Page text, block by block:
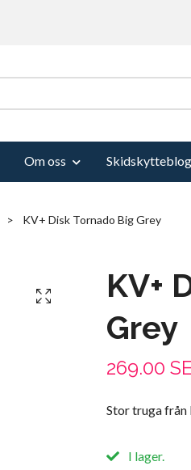
Om oss
KV+ Disk Tornado Big Grey
KV+
Grey
269.00
Stor truga från
I lager.